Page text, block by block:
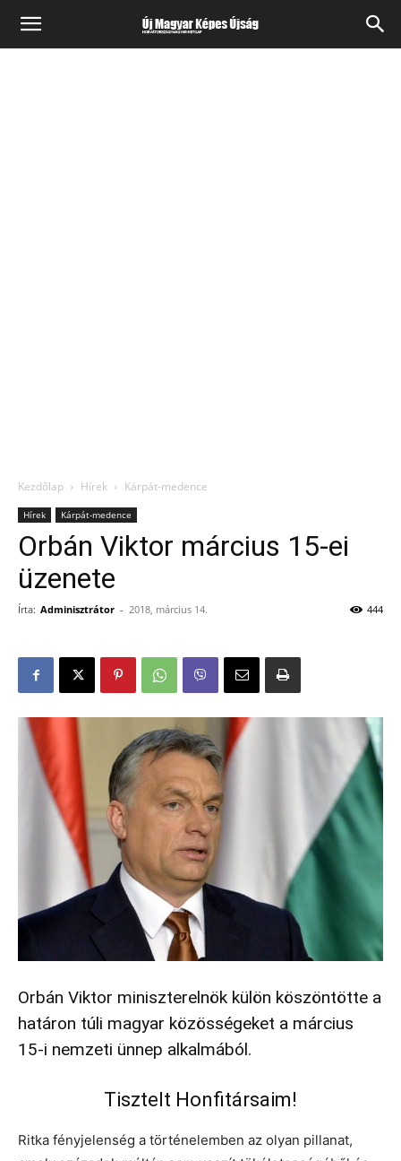
Kezdőlap Hírek Kárpát-medence
Hírek Kárpát-medence
Orbán Viktor március 15-ei
üzenete
Írta: Adminisztrátor - 2018, március 14. 444
Orbán Viktor miniszterelnök külön köszöntötte a
határon túli magyar közösségeket a március
15-i nemzeti ünnep alkalmából.
Tisztelt Honfitársaim!
Ritka fényjelenség a történelemben az olyan pillanat,